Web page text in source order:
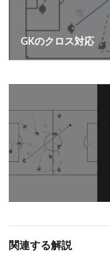
GKのクロス対応
関連する解説